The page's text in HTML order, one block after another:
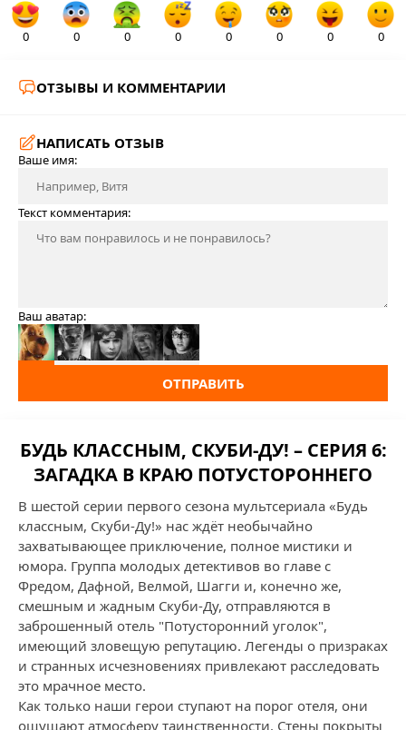
0 0 0 0 0 0 0 0
ОТЗЫВЫ И КОММЕНТАРИИ
НАПИСАТЬ ОТЗЫВ
Ваше имя:
Текст комментария:
Ваш аватар:
ОТПРАВИТЬ
БУДЬ КЛАССНЫМ, СКУБИ-ДУ! – СЕРИЯ 6:
ЗАГАДКА В КРАЮ ПОТУСТОРОННЕГО
В шестой серии первого сезона мультсериала «Будь
классным, Скуби-Ду!» нас ждёт необычайно
захватывающее приключение, полное мистики и
юмора. Группа молодых детективов во главе с
Фредом, Дафной, Велмой, Шагги и, конечно же,
смешным и жадным Скуби-Ду, отправляются в
заброшенный отель "Потусторонний уголок",
имеющий зловещую репутацию. Легенды о призраках
и странных исчезновениях привлекают расследовать
это мрачное место.
Как только наши герои ступают на порог отеля, они
ощущают атмосферу таинственности. Стены покрыты